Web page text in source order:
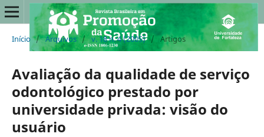
Início / Arquivos / v. 18 n. 4 (2005) / Artigos
Avaliação da qualidade de serviço
odontológico prestado por
universidade privada: visão do
usuário